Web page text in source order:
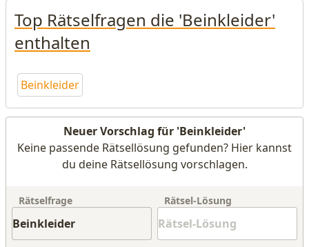
Top Rätselfragen die 'Beinkleider'
enthalten
Beinkleider
Neuer Vorschlag für 'Beinkleider'
Keine passende Rätsellösung gefunden? Hier kannst
du deine Rätsellösung vorschlagen.
Rätselfrage Rätsel-Lösung